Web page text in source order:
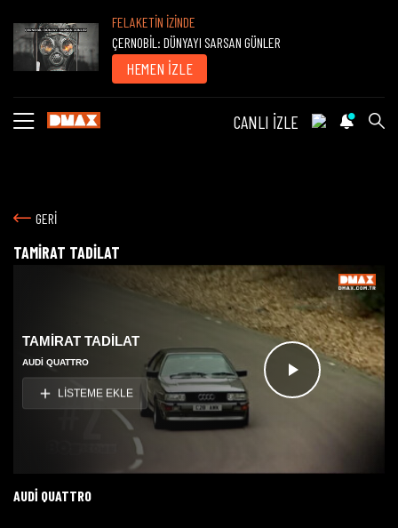
FELAKETİN İZİNDE
ÇERNOBİL: DÜNYAYI SARSAN GÜNLER
HEMEN İZLE
CANLI İZLE
GERİ
TAMİRAT TADİLAT
Videoyu
TAMİRAT TADİLAT
AUDI QUATTRO
LİSTEME EKLE
AUDI QUATTRO